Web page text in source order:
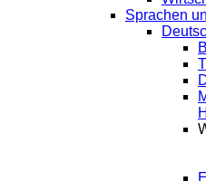
Sprachen